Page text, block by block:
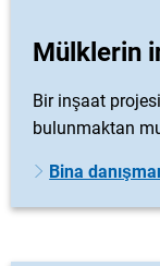
Mülklerin
Bir inşaat
bulunmaktan
Bina